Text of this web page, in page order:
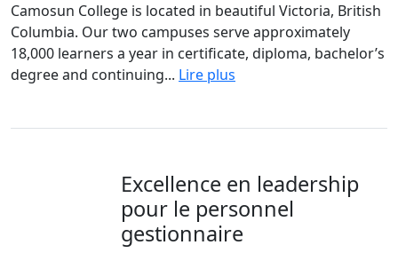
Camosun College is located in beautiful Victoria, British
Columbia. Our two campuses serve approximately
18,000 learners a year in certificate, diploma, bachelor’s
degree and continuing... Lire plus
Excellence en leadership
pour le personnel
gestionnaire